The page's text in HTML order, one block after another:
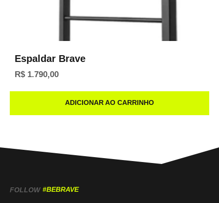
Espaldar Brave
R$1.790,00
ADICIONAR AO CARRINHO
FOLLOW #BEBRAVE